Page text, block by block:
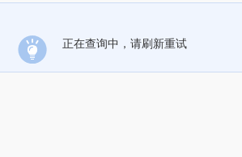
正在查询中，请刷新重试